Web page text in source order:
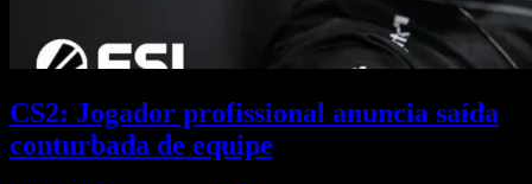
CS2: Jogador profissional anuncia saída
conturbada de equipe